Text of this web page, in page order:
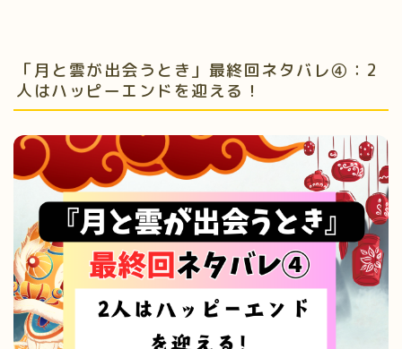
「月と雲が出会うとき」最終回ネタバレ④：2
人はハッピーエンドを迎える！